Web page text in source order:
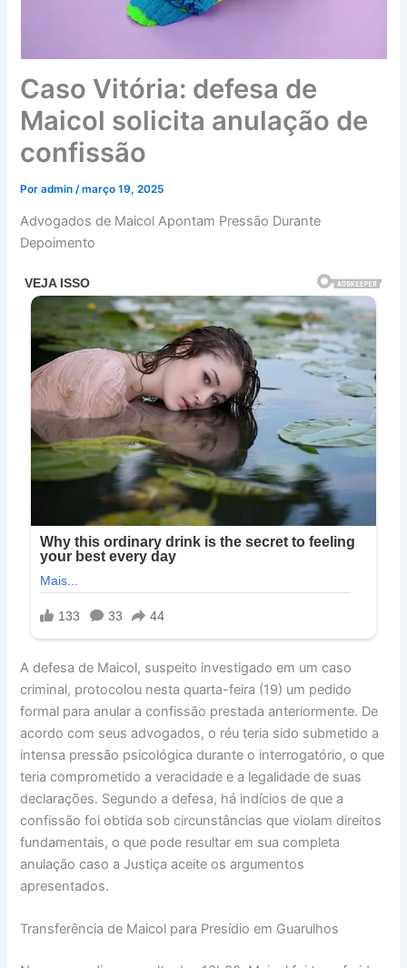
Caso Vitória: defesa de
Maicol solicita anulação de
confissão
Poradmin/março 19, 2025
Advogados de Maicol Apontam Pressão Durante
Depoimento
A defesa de Maicol, suspeito investigado em um caso
criminal, protocolou nesta quarta-feira (19) um pedido
formal para anular a confissão prestada anteriormente. De
acordo com seus advogados, o réu teria sido submetido a
intensa pressão psicológica durante o interrogatório, o que
teria comprometido a veracidade e a legalidade de suas
declarações. Segundo a defesa, há indícios de que a
confissão foi obtida sob circunstâncias que violam direitos
fundamentais, o que pode resultar em sua completa
anulação caso a Justiça aceite os argumentos
apresentados.
Transferência de Maicol para Presídio em Guarulhos